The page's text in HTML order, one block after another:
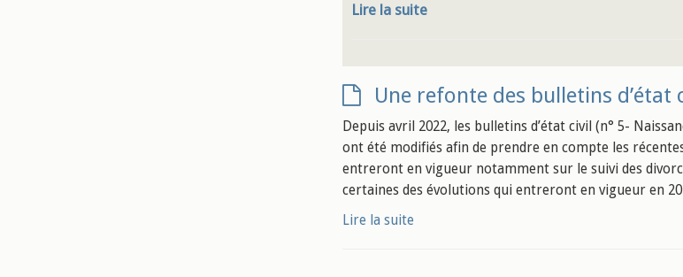
Lire la suite
Une refonte des bulletins
Depuis avril 2022, les bulletins d’état civil (n° 5-
ont été modifiés afin de prendre en compte les
entreront en vigueur notamment sur le suivi des
certaines des évolutions qui entreront en vigueur en
Lire la suite